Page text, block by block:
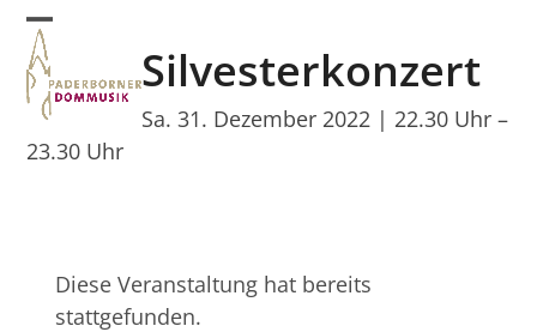
Skip
content
Open
mobile
menu
Close
mobile
menu
Silvesterkonzert
Sa. 31. Dezember 2022 | 22.30 Uhr –
23.30 Uhr
Diese Veranstaltung hat bereits
stattgefunden.